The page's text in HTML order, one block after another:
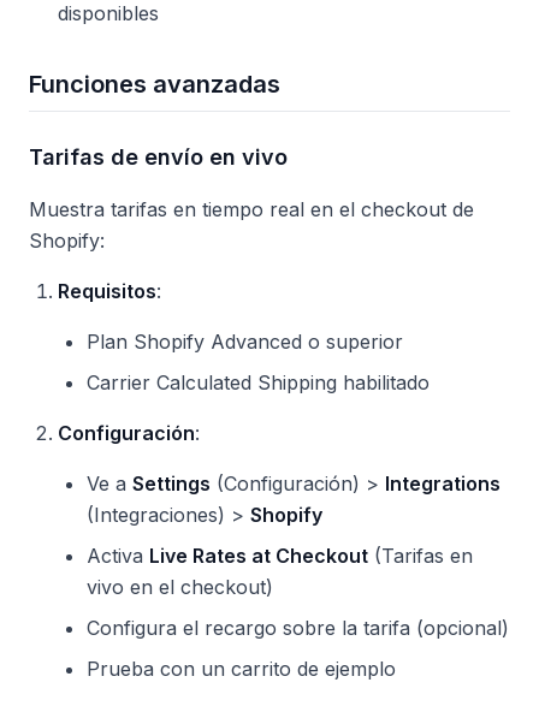
disponibles
Funciones avanzadas
Tarifas de envío en vivo
Muestra tarifas en tiempo real en el checkout de
Shopify:
Requisitos:
Plan Shopify Advanced o superior
Carrier Calculated Shipping habilitado
Configuración:
Ve a Settings (Configuración) > Integrations
(Integraciones) > Shopify
Activa Live Rates at Checkout (Tarifas en
vivo en el checkout)
Configura el recargo sobre la tarifa (opcional)
Prueba con un carrito de ejemplo